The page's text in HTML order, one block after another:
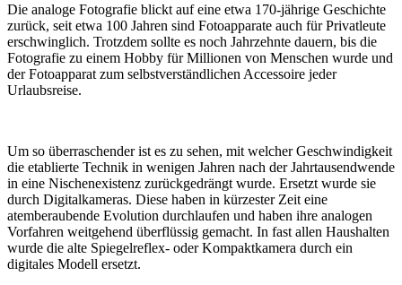
Die analoge Fotografie blickt auf eine etwa 170-jährige Geschichte
zurück, seit etwa 100 Jahren sind Fotoapparate auch für Privatleute
erschwinglich. Trotzdem sollte es noch Jahrzehnte dauern, bis die
Fotografie zu einem Hobby für Millionen von Menschen wurde und
der Fotoapparat zum selbstverständlichen Accessoire jeder
Urlaubsreise.
Um so überraschender ist es zu sehen, mit welcher Geschwindigkeit
die etablierte Technik in wenigen Jahren nach der Jahrtausendwende
in eine Nischenexistenz zurückgedrängt wurde. Ersetzt wurde sie
durch Digitalkameras. Diese haben in kürzester Zeit eine
atemberaubende Evolution durchlaufen und haben ihre analogen
Vorfahren weitgehend überflüssig gemacht. In fast allen Haushalten
wurde die alte Spiegelreflex- oder Kompaktkamera durch ein
digitales Modell ersetzt.